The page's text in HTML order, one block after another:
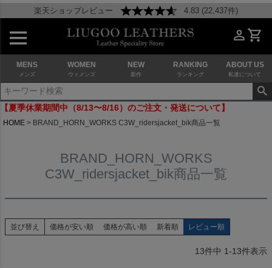
楽天ショップレビュー 4.83 (22,437件)
MENS
メンズ
WOMEN
ウィメンズ
NEW
新作
RANKING
ランキング
ABOUT US
私達について
【夏季休業期間中（8/13〜8/16）のご注文・発送について】
HOME BRAND_HORN_WORKS C3W_ridersjacket_bik商品一覧
BRAND_HORN_WORKS
C3W_ridersjacket_bik商品一覧
並び替え 価格が安い順 価格が高い順 新着順 レビュー順
13件中 1-13件表示